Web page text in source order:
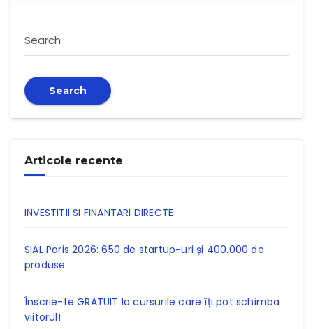
Search
Search
Articole recente
INVESTITII SI FINANTARI DIRECTE
SIAL Paris 2026: 650 de startup-uri și 400.000 de
produse
Înscrie-te GRATUIT la cursurile care îți pot schimba
viitorul!